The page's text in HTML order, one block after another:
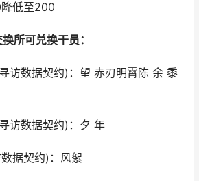
低至200
所可兑换干员：
据契约)：望 赤刃明霄陈 余 黍
据契约)：夕 年
契约)：风絮